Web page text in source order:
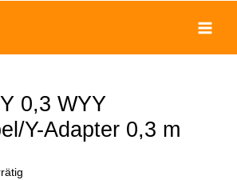
0,3 WYY
Y-Adapter 0,3 m